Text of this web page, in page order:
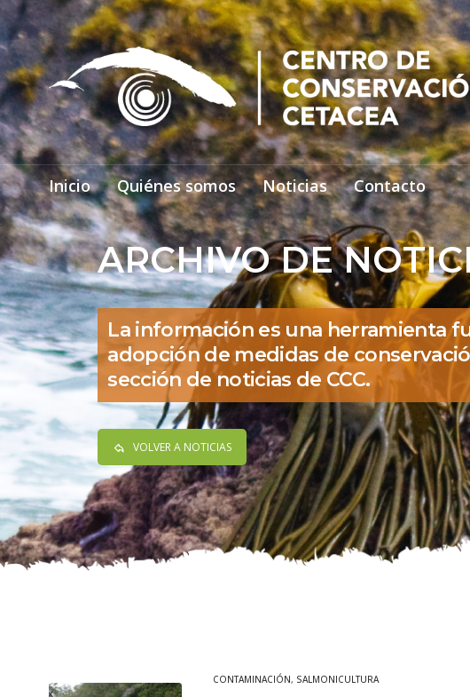
ARCHIVO DE
La información es una herramienta
adopción de medidas de
sección de noticias de CCC.
VOLVER A NOTICIAS
Inicio Quiénes somos Noticias Contacto
CONTAMINACIÓN, SALMONICULTURA